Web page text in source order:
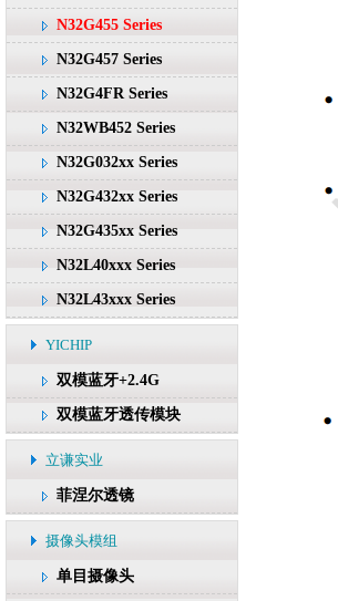
N32G455 Series
N32G457 Series
N32G4FR Series
N32WB452 Series
N32G032xx Series
N32G432xx Series
N32G435xx Series
N32L40xxx Series
N32L43xxx Series
YICHIP
双模蓝牙+2.4G
双模蓝牙透传模块
立谦实业
菲涅尔透镜
摄像头模组
单目摄像头